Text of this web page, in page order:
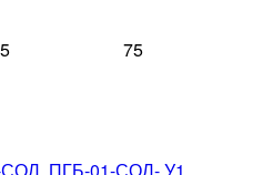
75
ПГБ-01-СОЛ- У1,